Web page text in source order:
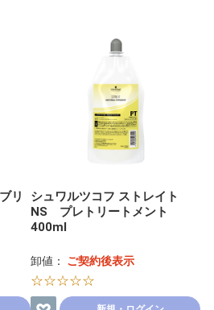
リ
シュワルツコフ ストレイト
NS プレトリートメント
400ml
卸値： ご契約後表示
☆☆☆☆☆